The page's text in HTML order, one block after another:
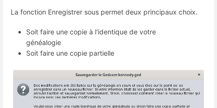
La fonction Enregistrer sous permet deux principaux choix.
Soit faire une copie à l'identique de votre
généalogie
Soit faire une copie partielle